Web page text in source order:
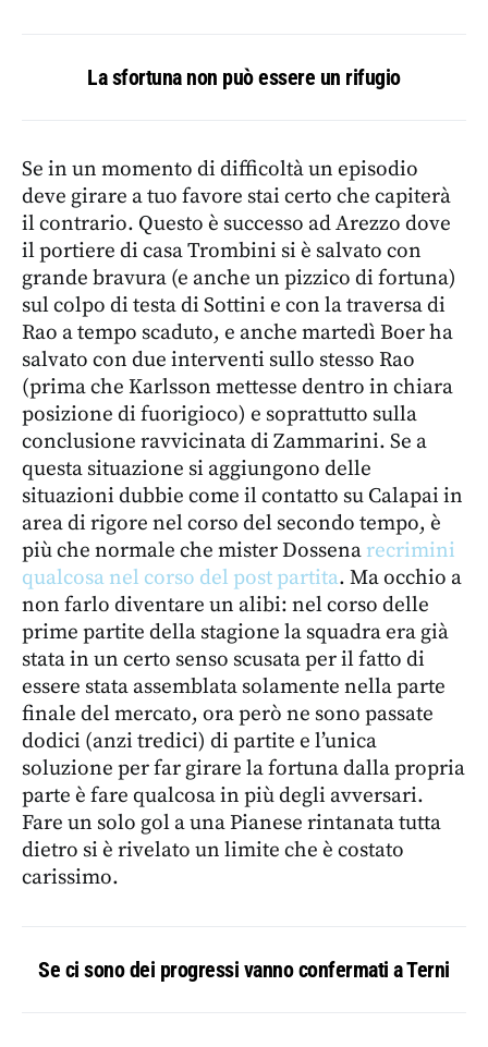
La sfortuna non può essere un rifugio
Se in un momento di difficoltà un episodio
deve girare a tuo favore stai certo che capiterà
il contrario. Questo è successo ad Arezzo dove
il portiere di casa Trombini si è salvato con
grande bravura (e anche un pizzico di fortuna)
sul colpo di testa di Sottini e con la traversa di
Rao a tempo scaduto, e anche martedì Boer ha
salvato con due interventi sullo stesso Rao
(prima che Karlsson mettesse dentro in chiara
posizione di fuorigioco) e soprattutto sulla
conclusione ravvicinata di Zammarini. Se a
questa situazione si aggiungono delle
situazioni dubbie come il contatto su Calapai in
area di rigore nel corso del secondo tempo, è
più che normale che mister Dossena recrimini
qualcosa nel corso del post partita. Ma occhio a
non farlo diventare un alibi: nel corso delle
prime partite della stagione la squadra era già
stata in un certo senso scusata per il fatto di
essere stata assemblata solamente nella parte
finale del mercato, ora però ne sono passate
dodici (anzi tredici) di partite e l’unica
soluzione per far girare la fortuna dalla propria
parte è fare qualcosa in più degli avversari.
Fare un solo gol a una Pianese rintanata tutta
dietro si è rivelato un limite che è costato
carissimo.
Se ci sono dei progressi vanno confermati a Terni